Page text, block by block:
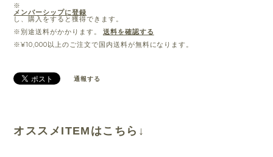
※
メンバーシップに登録
し、購入をすると獲得できます。
※別途送料がかかります。
送料を確認する
※¥10,000以上のご注文で国内送料が無料になります。
通報する
オススメITEMはこちら↓